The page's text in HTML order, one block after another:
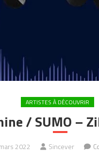
ARTISTES À DÉCOUVRIR
/ SUMO –
2022 Sincever